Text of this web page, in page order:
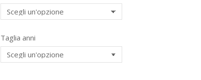
Taglia anni